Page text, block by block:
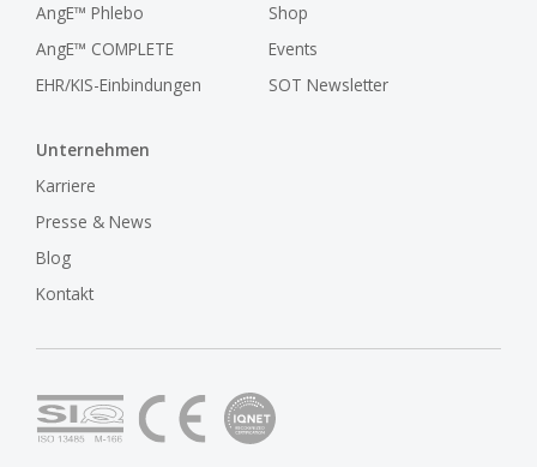
AngE™ Phlebo
AngE™ COMPLETE
EHR/KIS-Einbindungen
Shop
Events
SOT Newsletter
Unternehmen
Karriere
Presse & News
Blog
Kontakt